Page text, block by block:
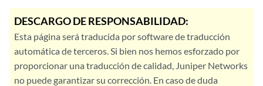
DESCARGO DE RESPONSABILIDAD:
Esta página será traducida por software de traducción
automática de terceros. Si bien nos hemos esforzado por
proporcionar una traducción de calidad, Juniper Networks
no puede garantizar su corrección. En caso de duda